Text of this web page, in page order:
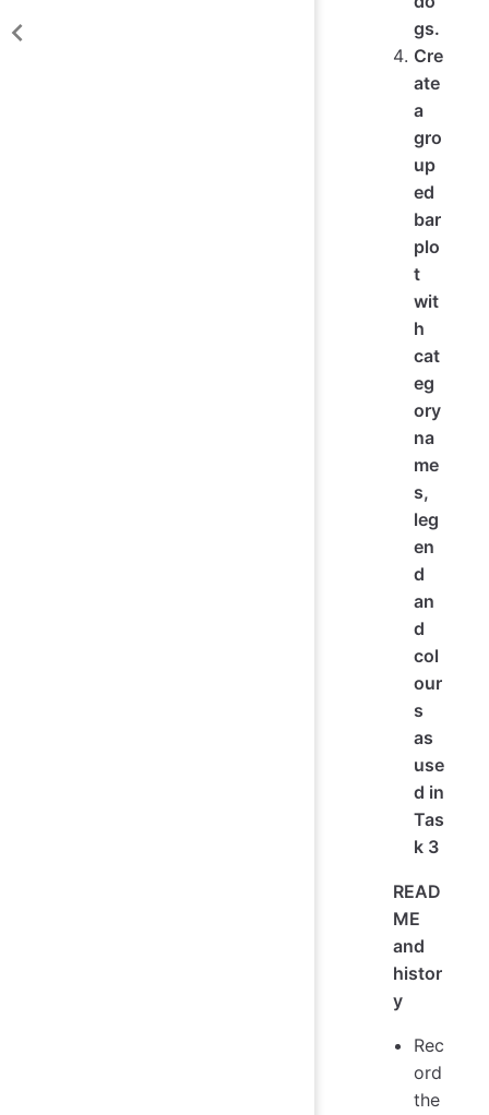
gs.
Cre
ate
a
gro
up
ed
bar
plo
t
wit
h
cat
eg
ory
na
me
s,
leg
en
d
an
d
col
our
s
as
use
d in
Tas
k 3
READ
ME
and
histor
y
Rec
ord
the